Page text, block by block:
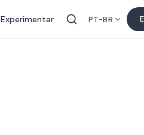
Experimentar PT-BR